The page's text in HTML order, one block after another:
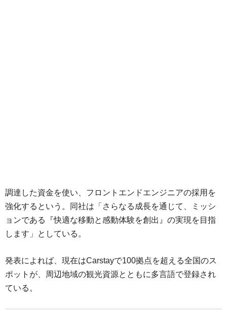
調達した資金を使い、フロントエンドエンジニアの採用を
強化するという。同社は「さらなる成長を通じて、ミッシ
ョンである『快適な移動と感動体験を創出』の実現を目指
します」としている。
発表によれば、現在はCarstayで100拠点を超える全国のス
ポットが、周辺地域の観光資源とともに多言語で登録され
ている。